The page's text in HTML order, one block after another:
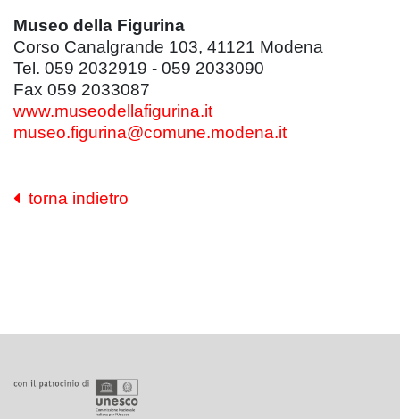
Museo della Figurina
Corso Canalgrande 103, 41121 Modena
Tel. 059 2032919 - 059 2033090
Fax 059 2033087
www.museodellafigurina.it
museo.figurina@comune.modena.it
torna indietro